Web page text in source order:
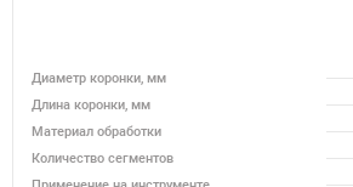
Диаметр коронки, мм
Длина коронки, мм
Материал обработки
Количество сегментов